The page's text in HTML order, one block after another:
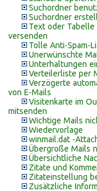
Suchordner
Suchordner
Text oder Tabelle
versenden
Tolle Anti-Spam-
Unerwünschte
Unterhaltungen
Verteilerliste per
Verzögerte
von E-Mails
Visitenkarte im
mitsenden
Wichtige Mails
Wiedervorlage
winmail.dat -
Übergroße Mails
Übersichtliche
Zitate und
Zitateinstellung
Zusätzliche